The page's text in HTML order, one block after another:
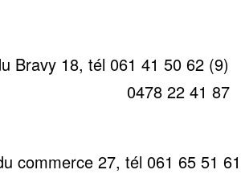
Bravy 18, tél 061 41 50 62 (9)
22 41 87
commerce 27, tél 061 65 51